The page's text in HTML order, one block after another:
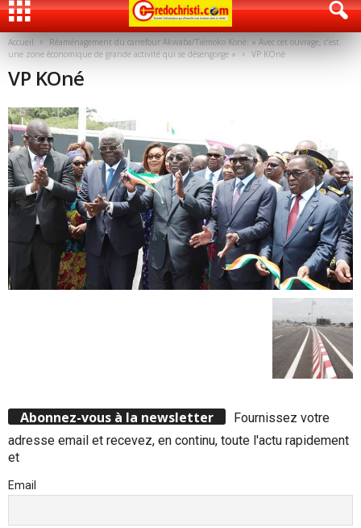
Accueil
Réaménagement du carrefour Akwaba/Tiémoko Koné: « Avec cet ouvrage, c’est
une zone économique de grande activité qui se désengorge »
VP KOné
VP KOné
Abonnez-vous à la newsletter
Fournissez votre
adresse email et recevez, en continu, toute l'actu rapidement
et
Email